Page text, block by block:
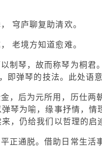
穹庐聊复助清欢。
老境方知道愈难。
以制琴，故而称琴为桐
即弹琴的技法。此处语
，后为元所用，历仕两
琴为喻，缘事抒情，
，仍给我们以哲理的启
正通脱。借助日常生活